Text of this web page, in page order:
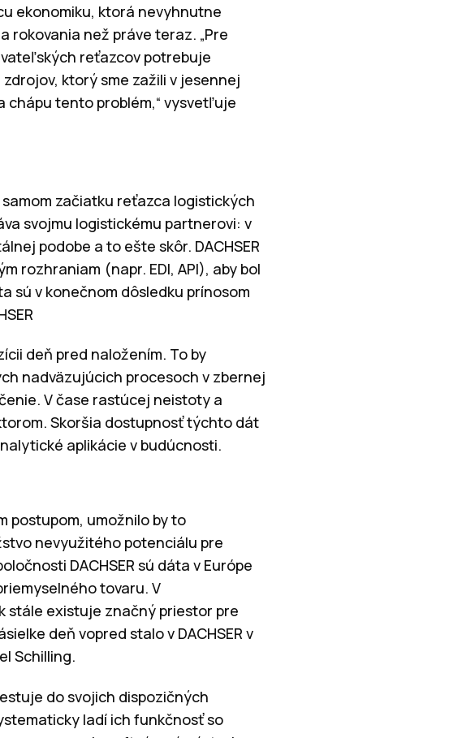
ekonomiku, ktorá nevyhnutne
rokovania než práve teraz. „Pre
reťazcov potrebuje
ktorý sme zažili v jesennej
chápu tento problém,“ vysvetľuje
začiatku reťazca logistických
svojmu logistickému partnerovi: v
podobe a to ešte skôr. DACHSER
rozhraniam (napr. EDI, API), aby bol
sú v konečnom dôsledku prínosom
deň pred naložením. To by
nadväzujúcich procesoch v zbernej
V čase rastúcej neistoty a
Skoršia dostupnosť týchto dát
aplikácie v budúcnosti.
postupom, umožnilo by to
nevyužitého potenciálu pre
DACHSER sú dáta v Európe
tovaru. V
stále existuje značný priestor pre
deň vopred stalo v DACHSER v
Schilling.
do svojich dispozičných
ladí ich funkčnosť so